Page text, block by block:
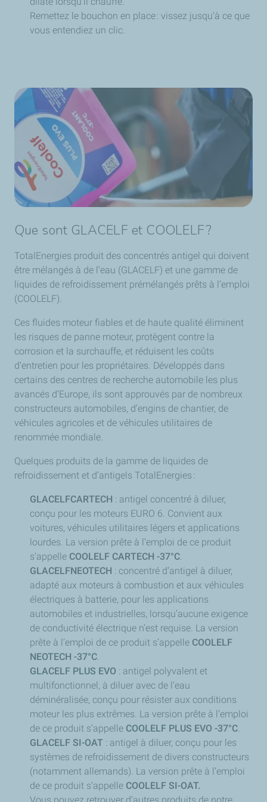
Remettez le bouchon en place : vissez jusqu’à ce que
vous entendiez un clic.
Que sont GLACELF et COOLELF ?
TotalEnergies produit des concentrés antigel qui doivent
être mélangés à de l’eau (GLACELF) et une gamme de
liquides de refroidissement prémélangés prêts à l’emploi
(COOLELF).
Ces fluides moteur fiables et de haute qualité éliminent
les risques de panne moteur, protègent contre la
corrosion et la surchauffe, et réduisent les coûts
d’entretien pour les propriétaires. Développés dans
certains des centres de recherche automobile les plus
avancés d’Europe, ils sont approuvés par de nombreux
constructeurs automobiles, d’engins de chantier, de
véhicules agricoles et de véhicules utilitaires de
renommée mondiale.
Quelques produits de la gamme de liquides de
refroidissement et d’antigels TotalEnergies :
GLACELFCARTECH : antigel concentré à diluer,
conçu pour les moteurs EURO 6. Convient aux
voitures, véhicules utilitaires légers et applications
lourdes. La version prête à l’emploi de ce produit
s’appelle COOLELF CARTECH -37°C.
GLACELFNEOTECH : concentré d’antigel à diluer,
adapté aux moteurs à combustion et aux véhicules
électriques à batterie, pour les applications
automobiles et industrielles, lorsqu’aucune exigence
de conductivité électrique n’est requise. La version
prête à l’emploi de ce produit s’appelle COOLELF
NEOTECH -37°C.
GLACELF PLUS EVO : antigel polyvalent et
multifonctionnel, à diluer avec de l’eau
déminéralisée, conçu pour résister aux conditions
moteur les plus extrêmes. La version prête à l’emploi
de ce produit s’appelle COOLELF PLUS EVO -37°C.
GLACELF SI-OAT : antigel à diluer, conçu pour les
systèmes de refroidissement de divers constructeurs
(notamment allemands). La version prête à l’emploi
de ce produit s’appelle COOLELF SI-OAT.